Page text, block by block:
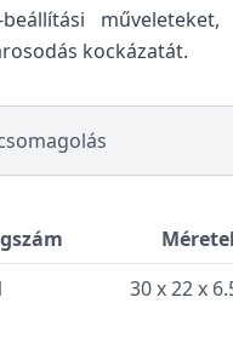
beállítási
kockázatát.
30 x 22 x